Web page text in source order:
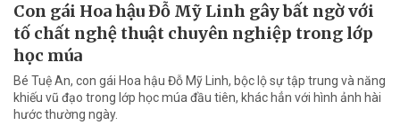
Con gái Hoa hậu Đỗ Mỹ Linh gây bất ngờ với
tố chất nghệ thuật chuyên nghiệp trong lớp
học múa
Bé Tuệ An, con gái Hoa hậu Đỗ Mỹ Linh, bộc lộ sự tập trung và năng
khiếu vũ đạo trong lớp học múa đầu tiên, khác hẳn với hình ảnh hài
hước thường ngày.